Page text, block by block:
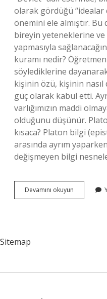
olarak gördüğü “idealar
önemini ele almıştır.
bireyin yeteneklerine
yapmasıyla
kuramı nedir?
söylediklerine
kişinin özü, kişinin nasıl
güç olarak kabul etti.
varlığımızın maddi
olduğunu düşünür.
kısaca? Platon bilgi
arasında ayrım
değişmeyen bilgi
Devamını okuyun Platonun
Yöntemi
Sitemap